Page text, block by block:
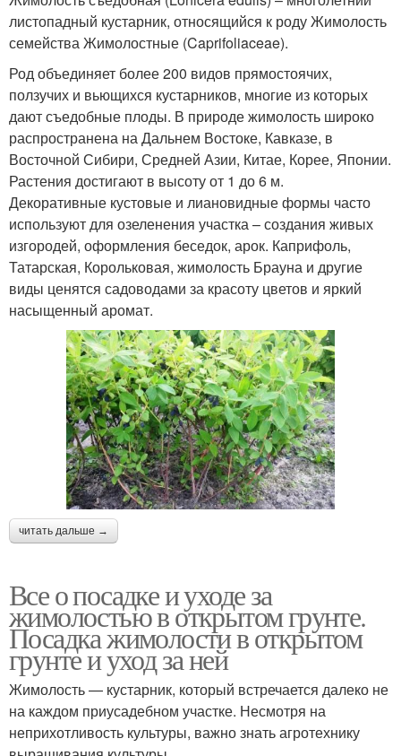
листопадный кустарник, относящийся к роду Жимолость
семейства Жимолостные (Caprifoliaceae).
Род объединяет более 200 видов прямостоячих,
ползучих и вьющихся кустарников, многие из которых
дают съедобные плоды. В природе жимолость широко
распространена на Дальнем Востоке, Кавказе, в
Восточной Сибири, Средней Азии, Китае, Корее, Японии.
Растения достигают в высоту от 1 до 6 м.
Декоративные кустовые и лиановидные формы часто
используют для озеленения участка – создания живых
изгородей, оформления беседок, арок. Каприфоль,
Татарская, Корольковая, жимолость Брауна и другие
виды ценятся садоводами за красоту цветов и яркий
насыщенный аромат.
читать дальше →
Все о посадке и уходе за
жимолостью в открытом грунте.
Посадка жимолости в открытом
грунте и уход за ней
Жимолость — кустарник, который встречается далеко не
на каждом приусадебном участке. Несмотря на
неприхотливость культуры, важно знать агротехнику